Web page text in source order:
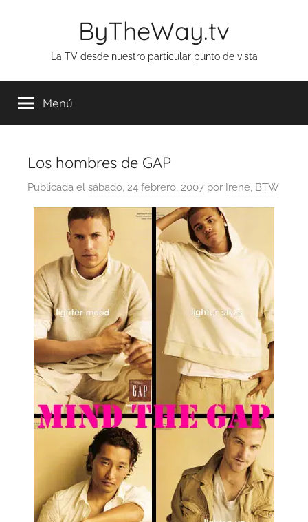
ByTheWay.tv
La TV desde nuestro particular punto de vista
Menú
Los hombres de GAP
Publicada el sábado, 24 febrero, 2007 por Irene, BTW